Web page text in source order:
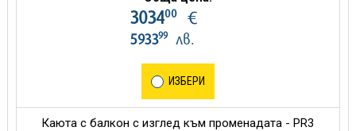
303400€
593399лв.
ИЗБЕРИ
Каюта с балкон с изглед към променадата - PR3